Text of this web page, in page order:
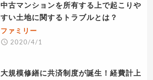
中古マンションを所有する上で起こりや
すい土地に関するトラブルとは？
ファミリー
2020/4/1
大規模修繕に共済制度が誕生！経費計上